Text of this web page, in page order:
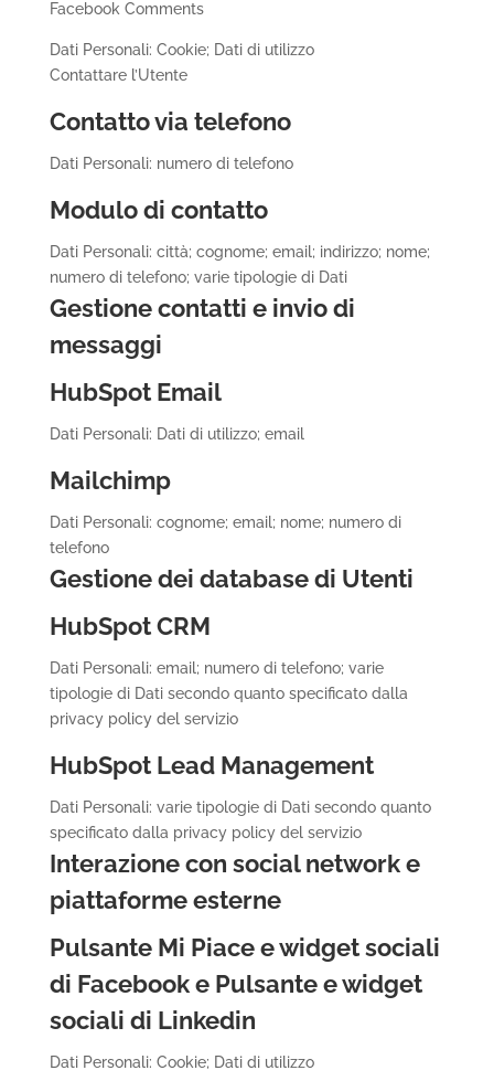
Facebook Comments
Dati Personali: Cookie; Dati di utilizzo
Contattare l’Utente
Contatto via telefono
Dati Personali: numero di telefono
Modulo di contatto
Dati Personali: città; cognome; email; indirizzo; nome;
numero di telefono; varie tipologie di Dati
Gestione contatti e invio di
messaggi
HubSpot Email
Dati Personali: Dati di utilizzo; email
Mailchimp
Dati Personali: cognome; email; nome; numero di
telefono
Gestione dei database di Utenti
HubSpot CRM
Dati Personali: email; numero di telefono; varie
tipologie di Dati secondo quanto specificato dalla
privacy policy del servizio
HubSpot Lead Management
Dati Personali: varie tipologie di Dati secondo quanto
specificato dalla privacy policy del servizio
Interazione con social network e
piattaforme esterne
Pulsante Mi Piace e widget sociali
di Facebook e Pulsante e widget
sociali di Linkedin
Dati Personali: Cookie; Dati di utilizzo